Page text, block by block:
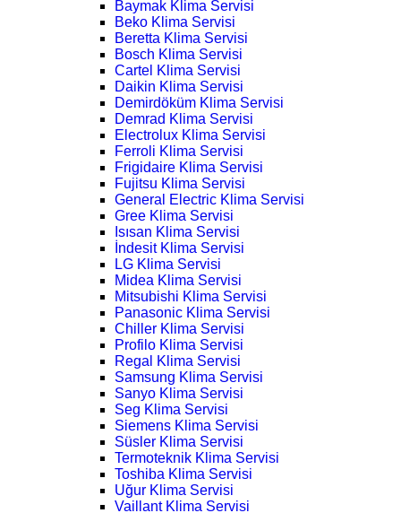
Baymak Klima Servisi
Beko Klima Servisi
Beretta Klima Servisi
Bosch Klima Servisi
Cartel Klima Servisi
Daikin Klima Servisi
Demirdöküm Klima Servisi
Demrad Klima Servisi
Electrolux Klima Servisi
Ferroli Klima Servisi
Frigidaire Klima Servisi
Fujitsu Klima Servisi
General Electric Klima Servisi
Gree Klima Servisi
Isısan Klima Servisi
İndesit Klima Servisi
LG Klima Servisi
Midea Klima Servisi
Mitsubishi Klima Servisi
Panasonic Klima Servisi
Chiller Klima Servisi
Profilo Klima Servisi
Regal Klima Servisi
Samsung Klima Servisi
Sanyo Klima Servisi
Seg Klima Servisi
Siemens Klima Servisi
Süsler Klima Servisi
Termoteknik Klima Servisi
Toshiba Klima Servisi
Uğur Klima Servisi
Vaillant Klima Servisi